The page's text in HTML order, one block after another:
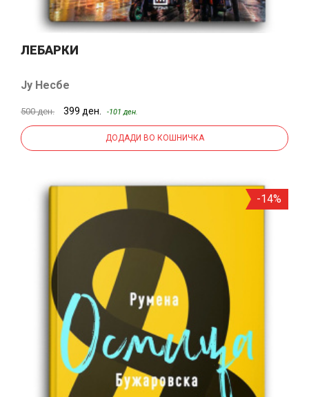
ЛЕБАРКИ
Ју Несбе
500 ден. 399 ден. -101 ден.
ДОДАДИ ВО КОШНИЧКА
-14%